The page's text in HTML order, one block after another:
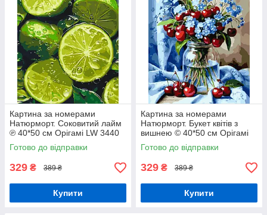
Картина за номерами
Натюрморт. Соковитий лайм
℗ 40*50 см Орігамі LW 3440
Готово до відправки
329 ₴ 389 ₴
Купити
Картина за номерами
Натюрморт. Букет квітів з
вишнею © 40*50 см Орігамі
LW 3505
Готово до відправки
329 ₴ 389 ₴
Купити